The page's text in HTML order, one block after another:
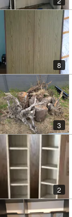
8
3
2